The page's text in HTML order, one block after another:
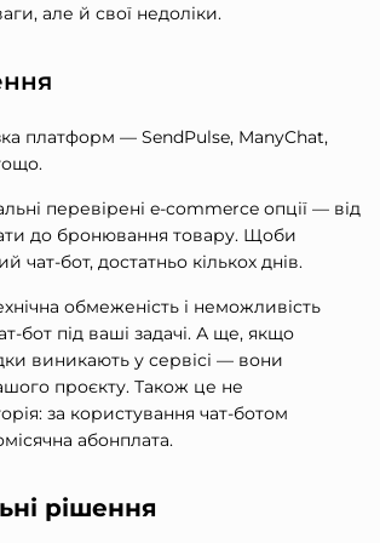
але й свої недоліки.
платформ — SendPulse, ManyChat,
перевірені e-commerce опції — від
до бронювання товару. Щоби
чат-бот, достатньо кількох днів.
обмеженість і неможливість
бот під ваші задачі. А ще, якщо
виникають у сервісі — вони
проєкту. Також це не
за користування чат-ботом
абонплата.
рішення